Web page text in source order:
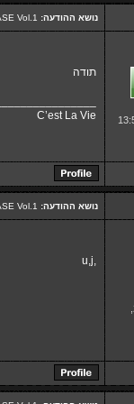
נושא ההודעה:
תודה
C’est La Vie
נושא ההודעה:
,u,j